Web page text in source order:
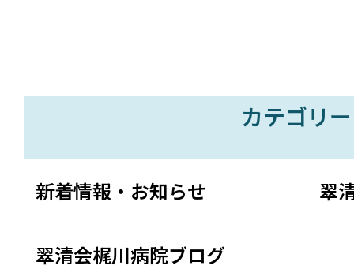
カテゴリー
新着情報・お知らせ 翠
翠清会梶川病院ブログ